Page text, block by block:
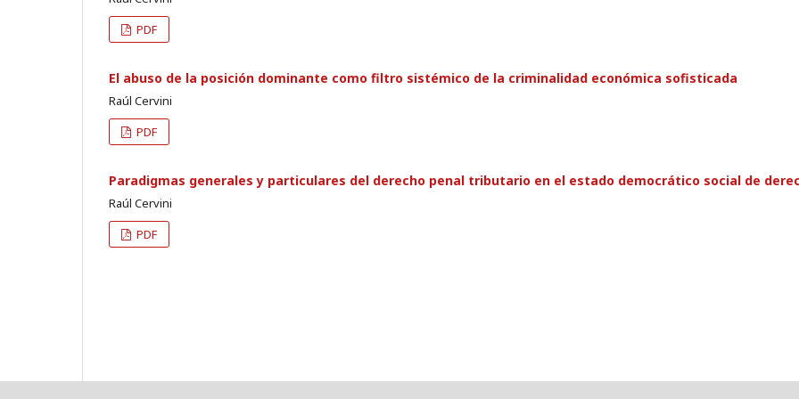
PDF
El abuso de la posición dominante como filtro sistémico de la criminalidad económica sofisticada
Raúl Cervini
PDF
Paradigmas generales y particulares del derecho penal tributario en el estado democrático social de
Raúl Cervini
PDF